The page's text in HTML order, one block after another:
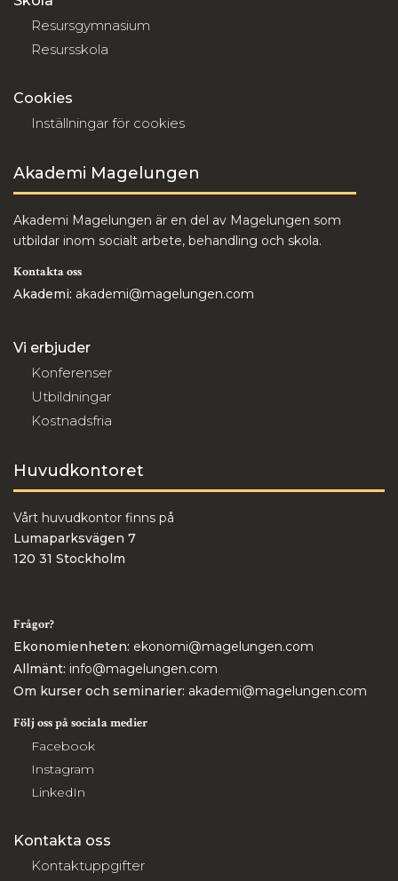
Resursgymnasium
Resursskola
Cookies
Inställningar för cookies
Akademi Magelungen
Akademi Magelungen är en del av Magelungen som
utbildar inom socialt arbete, behandling och skola.
Kontakta oss
Akademi: akademi@magelungen.com
Vi erbjuder
Konferenser
Utbildningar
Kostnadsfria
Huvudkontoret
Vårt huvudkontor finns på
Lumaparksvägen 7
120 31 Stockholm
Frågor?
Ekonomienheten: ekonomi@magelungen.com
Allmänt: info@magelungen.com
Om kurser och seminarier: akademi@magelungen.com
Följ oss på sociala medier
Facebook
Instagram
LinkedIn
Kontakta oss
Kontaktuppgifter